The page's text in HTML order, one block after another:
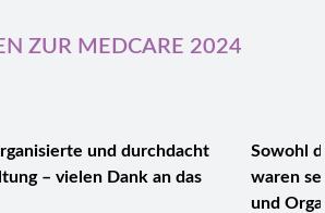
ZUR MEDCARE 2024
und durchdacht
– vielen Dank an das
Sowohl
waren
und